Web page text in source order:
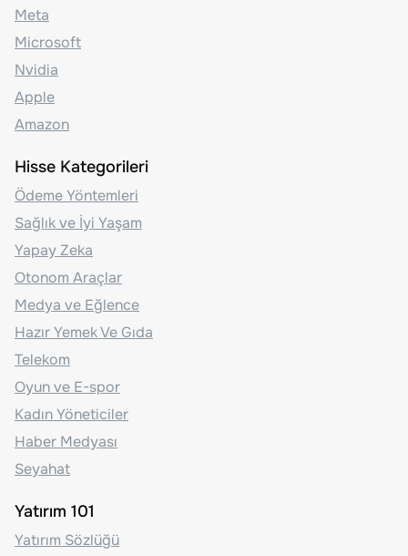
Meta
Microsoft
Nvidia
Apple
Amazon
Hisse Kategorileri
Ödeme Yöntemleri
Sağlık ve İyi Yaşam
Yapay Zeka
Otonom Araçlar
Medya ve Eğlence
Hazır Yemek Ve Gıda
Telekom
Oyun ve E-spor
Kadın Yöneticiler
Haber Medyası
Seyahat
Yatırım 101
Yatırım Sözlüğü